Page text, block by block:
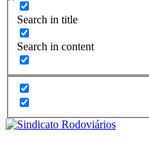
Search in title
Search in content